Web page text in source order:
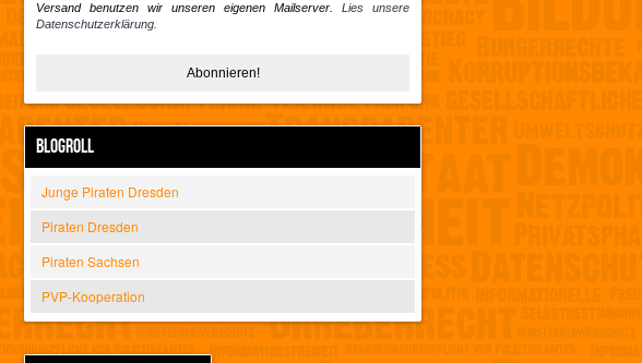
Versand benutzen wir unseren eigenen Mailserver. Lies unsere
Datenschutzerklärung.
BLOGROLL
Junge Piraten Dresden
Piraten Dresden
Piraten Sachsen
PVP-Kooperation